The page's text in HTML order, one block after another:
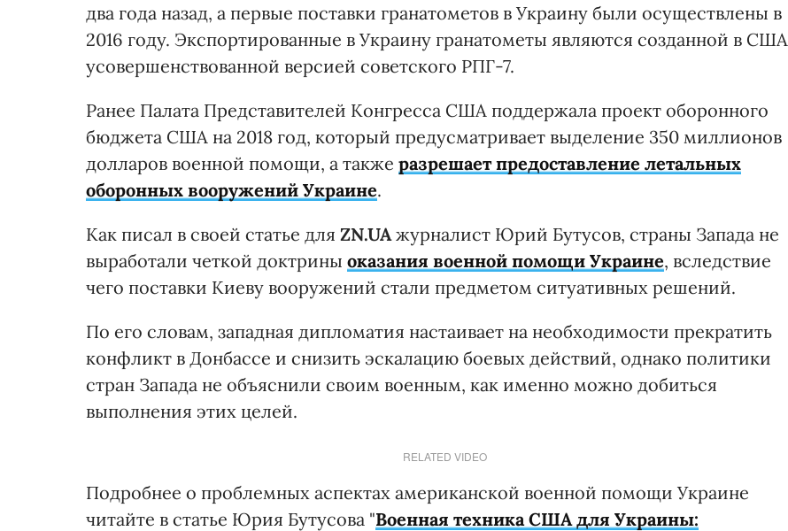
два года назад, а первые поставки гранатометов в Украину были осуществлены в
2016 году. Экспортированные в Украину гранатометы являются созданной в США
усовершенствованной версией советского РПГ-7.
Ранее Палата Представителей Конгресса США поддержала проект оборонного
бюджета США на 2018 год, который предусматривает выделение 350 миллионов
долларов военной помощи, а также разрешает предоставление летальных
оборонных вооружений Украине.
Как писал в своей статье для ZN.UAжурналист Юрий Бутусов, страны Запада не
выработали четкой доктрины оказания военной помощи Украине, вследствие
чего поставки Киеву вооружений стали предметом ситуативных решений.
По его словам, западная дипломатия настаивает на необходимости прекратить
конфликт в Донбассе и снизить эскалацию боевых действий, однако политики
стран Запада не объяснили своим военным, как именно можно добиться
выполнения этих целей.
RELATED VIDEO
Подробнее о проблемных аспектах американской военной помощи Украине
читайте в статье Юрия Бутусова "Военная техника США для Украины: